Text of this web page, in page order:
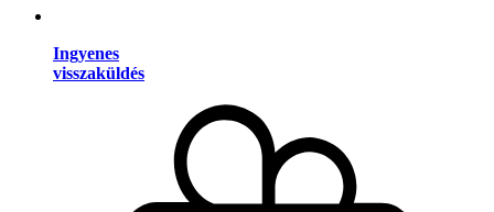
Ingyenes
visszaküldés